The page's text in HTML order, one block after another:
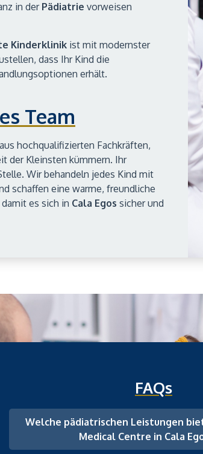
in der Pädiatrie vorweisen
Kinderklinik ist mit modernster
dass Ihr Kind die
erhält.
Team
hochqualifizierten Fachkräften,
der Kleinsten kümmern. Ihr
Wir behandeln jedes Kind mit
schaffen eine warme, freundliche
es sich in Cala Egos sicher und
FAQs
Welche pädiatrischen Leistungen
Medical Centre in Cala